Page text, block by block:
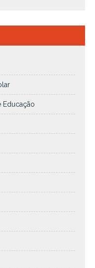
Educação